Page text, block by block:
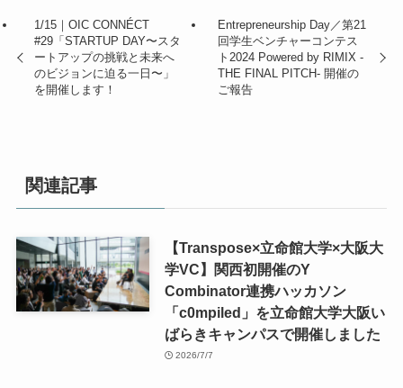
1/15｜OIC CONNÉCT
#29「STARTUP DAY〜スタ
ートアップの挑戦と未来へ
のビジョンに迫る一日〜」
を開催します！
Entrepreneurship Day／第21
回学生ベンチャーコンテス
ト2024 Powered by RIMIX -
THE FINAL PITCH- 開催の
ご報告
関連記事
【Transpose×立命館大学×大阪大
学VC】関西初開催のY
Combinator連携ハッカソン
「c0mpiled」を立命館大学大阪い
ばらきキャンパスで開催しました
2026/7/7